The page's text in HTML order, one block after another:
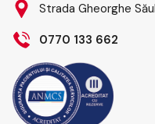
Strada Gheorghe
0770 133 662